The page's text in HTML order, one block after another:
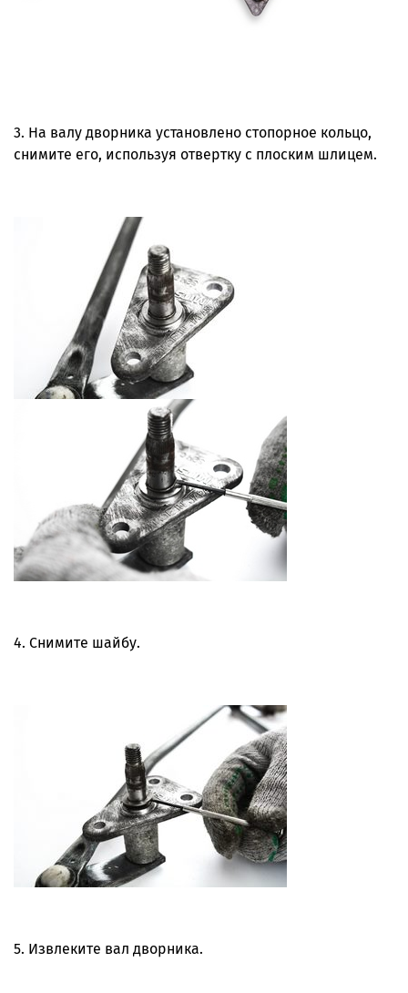
3. На валу дворника установлено стопорное кольцо,
снимите его, используя отвертку с плоским шлицем.
4. Снимите шайбу.
5. Извлеките вал дворника.